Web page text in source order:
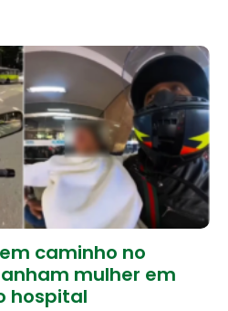
caminho no
mulher em
hospital